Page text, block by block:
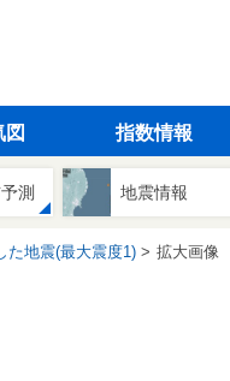
図 指数情報
測 地震情報
た地震(最大震度1) 拡大画像